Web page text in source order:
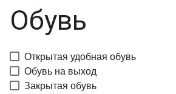
Обувь
Открытая удобная обувь
Обувь на выход
Закрытая обувь